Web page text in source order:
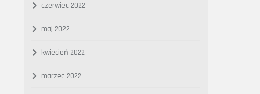
czerwiec 2022
maj 2022
kwiecień 2022
marzec 2022